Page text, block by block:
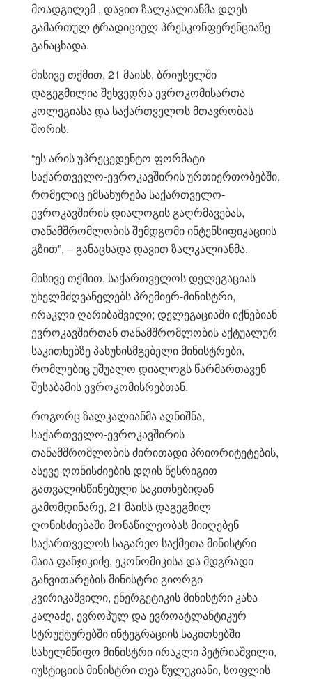
მოადგილემ , დავით ზალკალიანმა დღეს
გამართულ ტრადიციულ პრესკონფერენციაზე
განაცხადა.
მისივე თქმით, 21 მაისს, ბრიუსელში
დაგეგმილია შეხვედრა ევროკომისართა
კოლეგიასა და საქართველოს მთავრობას
შორის.
“ეს არის უპრეცედენტო ფორმატი
საქართველო-ევროკავშირის ურთიერთობებში,
რომელიც ემსახურება საქართველო-
ევროკავშირის დიალოგის გაღრმავებას,
თანამშრომლობის შემდგომი ინტენსიფიკაციის
გზით”, – განაცხადა დავით ზალკალიანმა.
მისივე თქმით, საქართველოს დელეგაციას
უხელმძღვანელებს პრემიერ-მინისტრი,
ირაკლი ღარიბაშვილი; დელეგაციაში იქნებიან
ევროკავშირთან თანამშრომლობის აქტუალურ
საკითხებზე პასუხისმგებელი მინისტრები,
რომლებიც უშუალო დიალოგს წარმართავენ
შესაბამის ევროკომისრებთან.
როგორც ზალკალიანმა აღნიშნა,
საქართველო-ევროკავშირის
თანამშრომლობის ძირითადი პრიორიტეტების,
ასევე ღონისძიების დღის წესრიგით
გათვალისწინებული საკითხებიდან
გამომდინარე, 21 მაისს დაგეგმილ
ღონისძიებაში მონაწილეობას მიიღებენ
საქართველოს საგარეო საქმეთა მინისტრი
მაია ფანჯიკიძე, ეკონომიკისა და მდგრადი
განვითარების მინისტრი გიორგი
კვირიკაშვილი, ენერგეტიკის მინისტრი კახა
კალაძე, ევროპულ და ევროატლანტიკურ
სტრუქტურებში ინტეგრაციის საკითხებში
სახელმწიფო მინისტრი ირაკლი პეტრიაშვილი,
იუსტიციის მინისტრი თეა წულუკიანი, სოფლის